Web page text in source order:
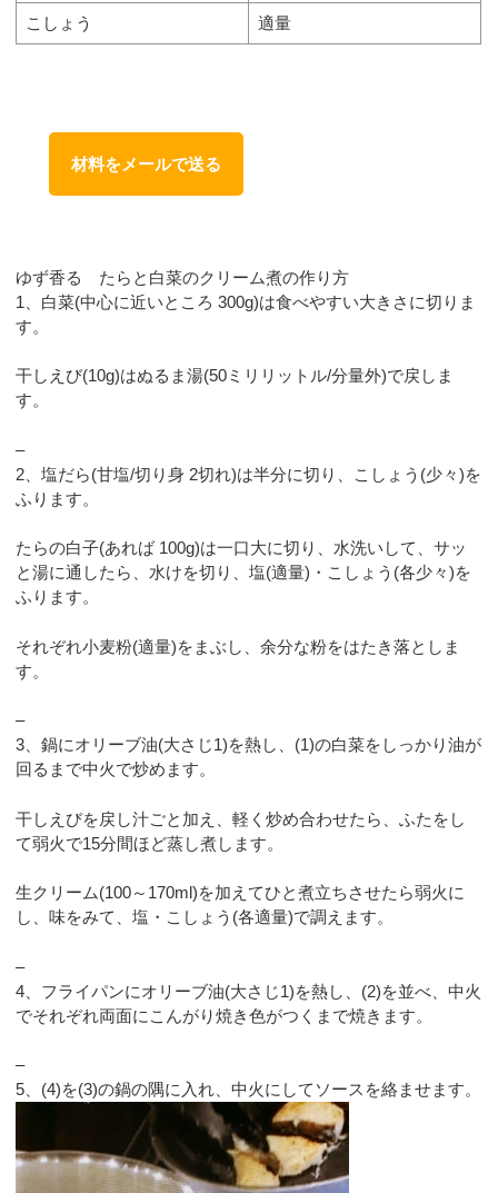
こしょう 適量
材料をメールで送る
ゆず香る たらと白菜のクリーム煮の作り方
1、白菜(中心に近いところ 300g)は食べやすい大きさに切りま
す。
干しえび(10g)はぬるま湯(50ミリリットル/分量外)で戻しま
す。
–
2、塩だら(甘塩/切り身 2切れ)は半分に切り、こしょう(少々)を
ふります。
たらの白子(あれば 100g)は一口大に切り、水洗いして、サッ
と湯に通したら、水けを切り、塩(適量)・こしょう(各少々)を
ふります。
それぞれ小麦粉(適量)をまぶし、余分な粉をはたき落としま
す。
–
3、鍋にオリーブ油(大さじ1)を熱し、(1)の白菜をしっかり油が
回るまで中火で炒めます。
干しえびを戻し汁ごと加え、軽く炒め合わせたら、ふたをし
て弱火で15分間ほど蒸し煮します。
生クリーム(100～170ml)を加えてひと煮立ちさせたら弱火に
し、味をみて、塩・こしょう(各適量)で調えます。
–
4、フライパンにオリーブ油(大さじ1)を熱し、(2)を並べ、中火
でそれぞれ両面にこんがり焼き色がつくまで焼きます。
–
5、(4)を(3)の鍋の隅に入れ、中火にしてソースを絡ませます。